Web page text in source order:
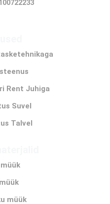
Rent Juhiga
Suvel
Talvel
müük